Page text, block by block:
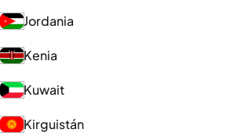
Jordania
Kenia
Kuwait
Kirguistán